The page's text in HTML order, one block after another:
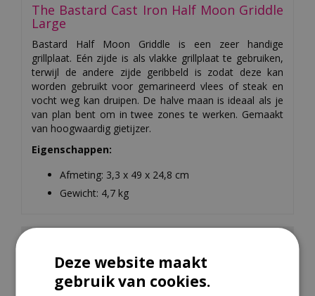
The Bastard Cast Iron Half Moon Griddle
Large
Bastard Half Moon Griddle is een zeer handige
grillplaat. Eén zijde is als vlakke grillplaat te gebruiken,
terwijl de andere zijde geribbeld is zodat deze kan
worden gebruikt voor gemarineerd vlees of steak en
vocht weg kan druipen. De halve maan is ideaal als je
van plan bent om in twee zones te werken. Gemaakt
van hoogwaardig gietijzer.
Eigenschappen:
Afmeting: 3,3 x 49 x 24,8 cm
Gewicht: 4,7 kg
EAN code
Deze website maakt
gebruik van cookies.